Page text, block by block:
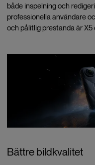
både inspelning och
professionella användare
och pålitlig prestanda är X5
Bättre bildkvalitet